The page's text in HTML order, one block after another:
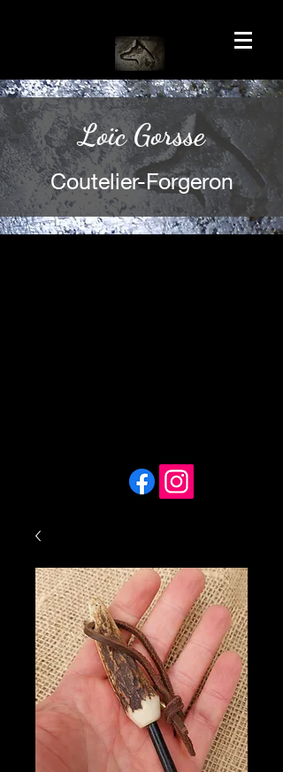
Loïc Gorsse
Coutelier-Forgeron